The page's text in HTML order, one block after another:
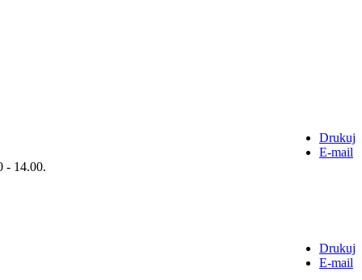
Drukuj
E-mail
- 14.00.
Drukuj
E-mail